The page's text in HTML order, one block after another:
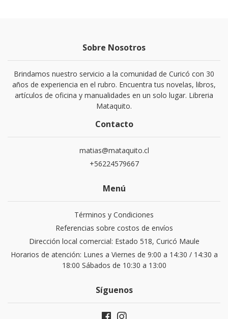
Sobre Nosotros
Brindamos nuestro servicio a la comunidad de Curicó con 30
años de experiencia en el rubro. Encuentra tus novelas, libros,
artículos de oficina y manualidades en un solo lugar. Libreria
Mataquito.
Contacto
matias@mataquito.cl
+56224579667
Menú
Términos y Condiciones
Referencias sobre costos de envíos
Dirección local comercial: Estado 518, Curicó Maule
Horarios de atención: Lunes a Viernes de 9:00 a 14:30 / 14:30 a
18:00 Sábados de 10:30 a 13:00
Síguenos